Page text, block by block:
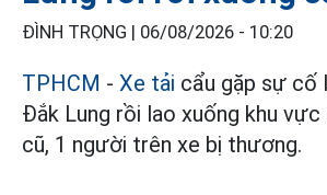
ĐÌNH TRỌNG | 06/08/2026 - 10:20
TPHCM - Xe tải cẩu gặp sự cố
Đắk Lung rồi lao xuống khu vực
cũ, 1 người trên xe bị thương.